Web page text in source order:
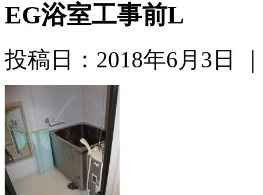
EG浴室工事前L
投稿日：2018年6月3日